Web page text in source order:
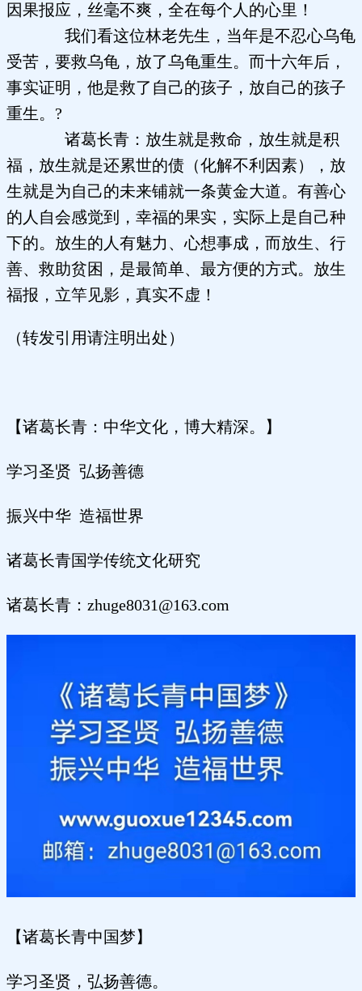
因果报应，丝毫不爽，全在每个人的心里！
我们看这位林老先生，当年是不忍心乌龟
受苦，要救乌龟，放了乌龟重生。而十六年后，
事实证明，他是救了自己的孩子，放自己的孩子
重生。?
诸葛长青：放生就是救命，放生就是积
福，放生就是还累世的债（化解不利因素），放
生就是为自己的未来铺就一条黄金大道。有善心
的人自会感觉到，幸福的果实，实际上是自己种
下的。放生的人有魅力、心想事成，而放生、行
善、救助贫困，是最简单、最方便的方式。放生
福报，立竿见影，真实不虚！
（转发引用请注明出处）
【诸葛长青：中华文化，博大精深。】
学习圣贤 弘扬善德
振兴中华 造福世界
诸葛长青国学传统文化研究
诸葛长青：zhuge8031@163.com
【诸葛长青中国梦】
学习圣贤，弘扬善德。